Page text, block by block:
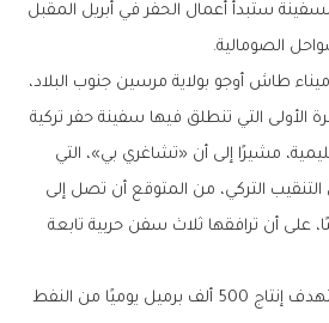
ستبدأ أعمال الحفر في أبريل المقبل
طاش أوجو بولاية مرسين جنوب البلاد،
الأولى التي تنطلق فيها سفينة حفر تركية
مشيرًا إلى أن «تشاغري بي»، التي
التركي، من المتوقع أن تصل إلى
خلال نحو 45 يومًا، على أن ترافقها ثلاث سفن حربية تابعة
وأوضح الوزير أن أنقرة تستهدف إنتاج 500 ألف برميل يوميًا من النفط